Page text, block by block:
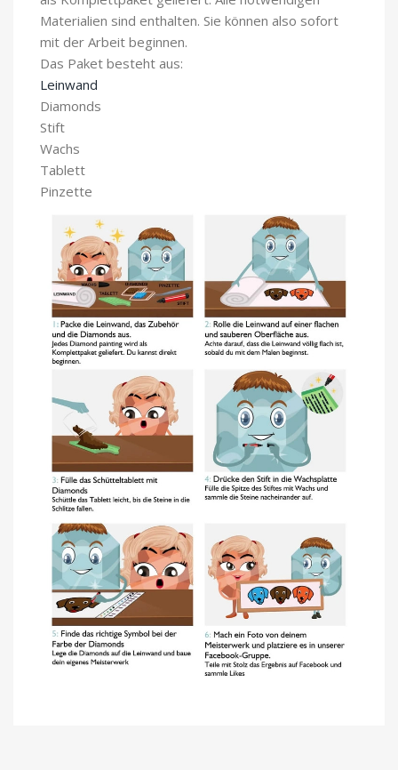
Materialien sind enthalten. Sie können also sofort
mit der Arbeit beginnen.
Das Paket besteht aus:
Leinwand
Diamonds
Stift
Wachs
Tablett
Pinzette